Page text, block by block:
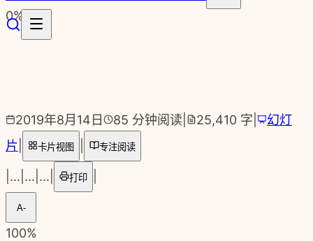
跳转到主要内容
0%
2019年8月14日 85 分钟阅读 25,410 字
幻灯
片
卡片视图 专注阅读
... ... ... 打印
A-
100%